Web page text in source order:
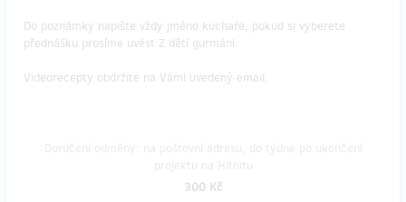
Do poznámky napište vždy jméno kuchaře, pokud si vyberete
přednášku prosíme uvést Z dětí gurmáni.
Videorecepty obdržíte na Vámi uvedený email.
300 Kč